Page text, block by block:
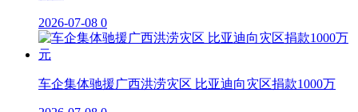
2026-07-08 0
车企集体驰援广西洪涝灾区 比亚迪向灾区捐款1000万